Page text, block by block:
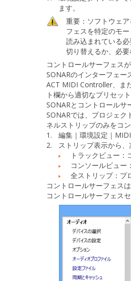
ます。
重要： ソフトウェ
フェスを特定のモ
読み込まれている
切り替えるか、必
コントロールサーフェス
SONARのインターフェー
ACT MIDI Controller、ま
ト欄から適切なプリセッ
SONARとコントロールサ
SONARでは、プロジェ
ネルストリップのみをコ
1.
編集｜環境設定｜
2.
ストリップ表示から、
トラックビュー
コンソールビュー
全ストリップ：プ
コントロールサーフェス
コントロールサーフェス